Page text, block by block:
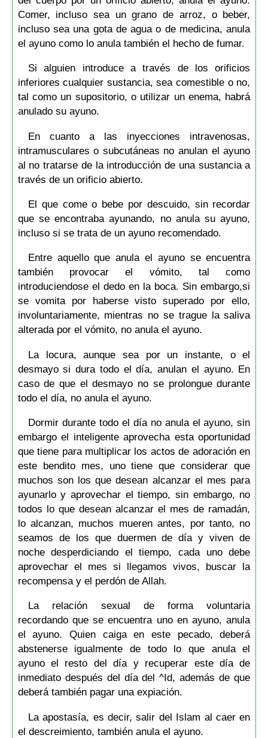
Comer, incluso sea un grano de arroz, o beber,
incluso sea una gota de agua o de medicina, anula
el ayuno como lo anula también el hecho de fumar.
Si alguien introduce a través de los orificios
inferiores cualquier sustancia, sea comestible o no,
tal como un supositorio, o utilizar un enema, habrá
anulado su ayuno.
En cuanto a las inyecciones intravenosas,
intramusculares o subcutáneas no anulan el ayuno
al no tratarse de la introducción de una sustancia a
través de un orificio abierto.
El que come o bebe por descuido, sin recordar
que se encontraba ayunando, no anula su ayuno,
incluso si se trata de un ayuno recomendado.
Entre aquello que anula el ayuno se encuentra
también provocar el vómito, tal como
introduciendose el dedo en la boca. Sin embargo,si
se vomita por haberse visto superado por ello,
involuntariamente, mientras no se trague la saliva
alterada por el vómito, no anula el ayuno.
La locura, aunque sea por un instante, o el
desmayo si dura todo el día, anulan el ayuno. En
caso de que el desmayo no se prolongue durante
todo el día, no anula el ayuno.
Dormir durante todo el día no anula el ayuno, sin
embargo el inteligente aprovecha esta oportunidad
que tiene para multiplicar los actos de adoración en
este bendito mes, uno tiene que considerar que
muchos son los que desean alcanzar el mes para
ayunarlo y aprovechar el tiempo, sin embargo, no
todos lo que desean alcanzar el mes de ramadán,
lo alcanzan, muchos mueren antes, por tanto, no
seamos de los que duermen de día y viven de
noche desperdiciando el tiempo, cada uno debe
aprovechar el mes si llegamos vivos, buscar la
recompensa y el perdón de Allah.
La relación sexual de forma voluntaria
recordando que se encuentra uno en ayuno, anula
el ayuno. Quien caiga en este pecado, deberá
abstenerse igualmente de todo lo que anula el
ayuno el resto del día y recuperar este día de
inmediato después del día del ^Id, además de que
deberá también pagar una expiación.
La apostasía, es decir, salir del Islam al caer en
el descreimiento, también anula el ayuno.